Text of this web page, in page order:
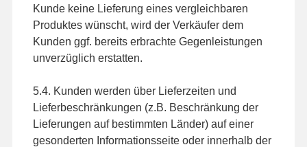
Kunde keine Lieferung eines vergleichbaren
Produktes wünscht, wird der Verkäufer dem
Kunden ggf. bereits erbrachte Gegenleistungen
unverzüglich erstatten.
5.4. Kunden werden über Lieferzeiten und
Lieferbeschränkungen (z.B. Beschränkung der
Lieferungen auf bestimmten Länder) auf einer
gesonderten Informationsseite oder innerhalb der